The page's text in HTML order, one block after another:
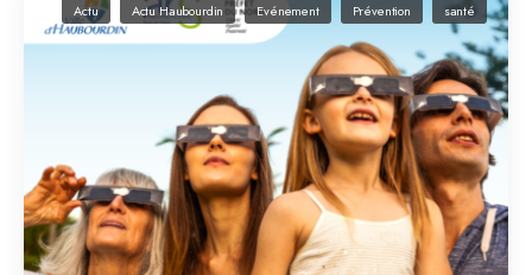
Actu Actu Haubourdin Evénement Prévention santé